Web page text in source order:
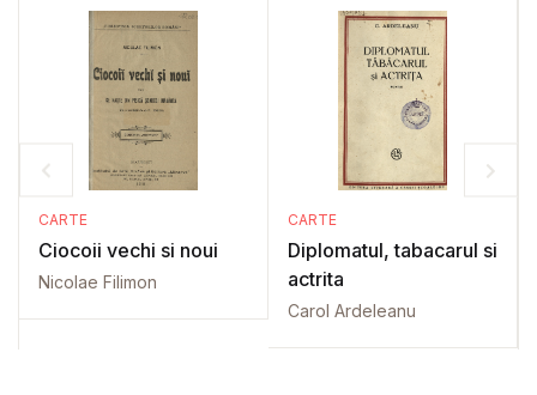
CARTE
Ciocoii vechi si noui
Nicolae Filimon
CARTE
Diplomatul, tabacarul si
actrita
Carol Ardeleanu